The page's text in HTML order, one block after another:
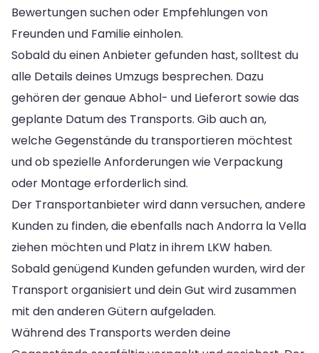
Bewertungen suchen oder Empfehlungen von
Freunden und Familie einholen.
Sobald du einen Anbieter gefunden hast, solltest du
alle Details deines Umzugs besprechen. Dazu
gehören der genaue Abhol- und Lieferort sowie das
geplante Datum des Transports. Gib auch an,
welche Gegenstände du transportieren möchtest
und ob spezielle Anforderungen wie Verpackung
oder Montage erforderlich sind.
Der Transportanbieter wird dann versuchen, andere
Kunden zu finden, die ebenfalls nach Andorra la Vella
ziehen möchten und Platz in ihrem LKW haben.
Sobald genügend Kunden gefunden wurden, wird der
Transport organisiert und dein Gut wird zusammen
mit den anderen Gütern aufgeladen.
Während des Transports werden deine